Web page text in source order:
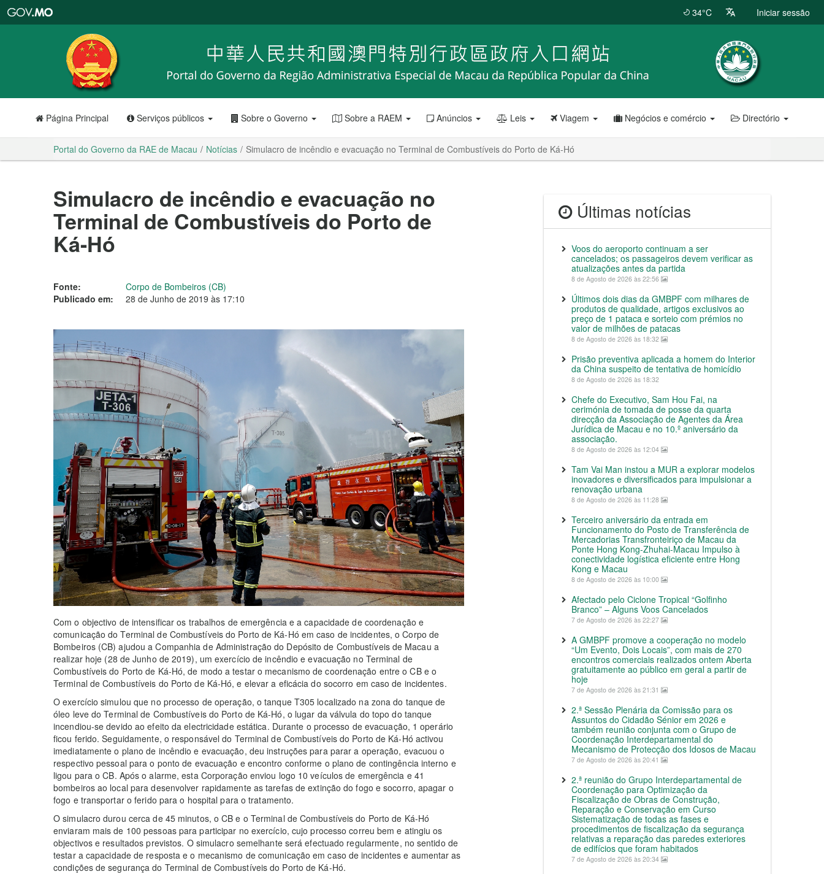
RAE
de
Macau
34°C Iniciar sessão
Página Principal Serviços públicos Sobre o Governo Sobre a RAEM Anúncios Leis Viagem Negócios e comércio Directório
Portal do Governo da RAE de Macau Notícias Simulacro de incêndio e evacuação no Terminal de Combustíveis do Porto de Ká-Hó
Simulacro de incêndio e evacuação no
Terminal de Combustíveis do Porto de
Ká-Hó
Fonte:
Corpo de Bombeiros (CB)
Publicado em:
28 de Junho de 2019 às 17:10
Com o objectivo de intensificar os trabalhos de emergência e a capacidade de coordenação e
comunicação do Terminal de Combustíveis do Porto de Ká-Hó em caso de incidentes, o Corpo de
Bombeiros (CB) ajudou a Companhia de Administração do Depósito de Combustíveis de Macau a
realizar hoje (28 de Junho de 2019), um exercício de incêndio e evacuação no Terminal de
Combustíveis do Porto de Ká-Hó, de modo a testar o mecanismo de coordenação entre o CB e o
Terminal de Combustíveis do Porto de Ká-Hó, e elevar a eficácia do socorro em caso de incidentes.
O exercício simulou que no processo de operação, o tanque T305 localizado na zona do tanque de
óleo leve do Terminal de Combustíveis do Porto de Ká-Hó, o lugar da válvula do topo do tanque
incendiou-se devido ao efeito da electricidade estática. Durante o processo de evacuação, 1 operário
ficou ferido. Seguidamente, o responsável do Terminal de Combustíveis do Porto de Ká-Hó activou
imediatamente o plano de incêndio e evacuação, deu instruções para parar a operação, evacuou o
respectivo pessoal para o ponto de evacuação e encontro conforme o plano de contingência interno e
ligou para o CB. Após o alarme, esta Corporação enviou logo 10 veículos de emergência e 41
bombeiros ao local para desenvolver rapidamente as tarefas de extinção do fogo e socorro, apagar o
fogo e transportar o ferido para o hospital para o tratamento.
O simulacro durou cerca de 45 minutos, o CB e o Terminal de Combustíveis do Porto de Ká-Hó
enviaram mais de 100 pessoas para participar no exercício, cujo processo correu bem e atingiu os
objectivos e resultados previstos. O simulacro semelhante será efectuado regularmente, no sentido de
testar a capacidade de resposta e o mecanismo de comunicação em caso de incidentes e aumentar as
condições de segurança do Terminal de Combustíveis do Porto de Ká-Hó.
Últimas notícias
Voos do aeroporto continuam a ser
cancelados; os passageiros devem verificar as
atualizações antes da partida
8 de Agosto de 2026 às 22:56
Últimos dois dias da GMBPF com milhares de
produtos de qualidade, artigos exclusivos ao
preço de 1 pataca e sorteio com prémios no
valor de milhões de patacas
8 de Agosto de 2026 às 18:32
Prisão preventiva aplicada a homem do Interior
da China suspeito de tentativa de homicídio
8 de Agosto de 2026 às 18:32
Chefe do Executivo, Sam Hou Fai, na
cerimónia de tomada de posse da quarta
direcção da Associação de Agentes da Área
Jurídica de Macau e no 10.º aniversário da
associação.
8 de Agosto de 2026 às 12:04
Tam Vai Man instou a MUR a explorar modelos
inovadores e diversificados para impulsionar a
renovação urbana
8 de Agosto de 2026 às 11:28
Terceiro aniversário da entrada em
Funcionamento do Posto de Transferência de
Mercadorias Transfronteiriço de Macau da
Ponte Hong Kong-Zhuhai-Macau Impulso à
conectividade logística eficiente entre Hong
Kong e Macau
8 de Agosto de 2026 às 10:00
Afectado pelo Ciclone Tropical “Golfinho
Branco” – Alguns Voos Cancelados
7 de Agosto de 2026 às 22:27
A GMBPF promove a cooperação no modelo
“Um Evento, Dois Locais”, com mais de 270
encontros comerciais realizados ontem Aberta
gratuitamente ao público em geral a partir de
hoje
7 de Agosto de 2026 às 21:31
2.ª Sessão Plenária da Comissão para os
Assuntos do Cidadão Sénior em 2026 e
também reunião conjunta com o Grupo de
Coordenação Interdepartamental do
Mecanismo de Protecção dos Idosos de Macau
7 de Agosto de 2026 às 20:41
2.ª reunião do Grupo Interdepartamental de
Coordenação para Optimização da
Fiscalização de Obras de Construção,
Reparação e Conservação em Curso
Sistematização de todas as fases e
procedimentos de fiscalização da segurança
relativas a reparação das paredes exteriores
de edifícios que foram habitados
7 de Agosto de 2026 às 20:34